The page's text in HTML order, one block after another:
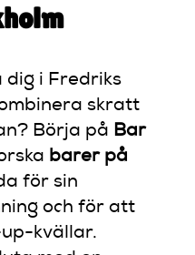
dig i Fredriks
skratt
Börja på Bar
barer på
för sin
och för att
kvällar.